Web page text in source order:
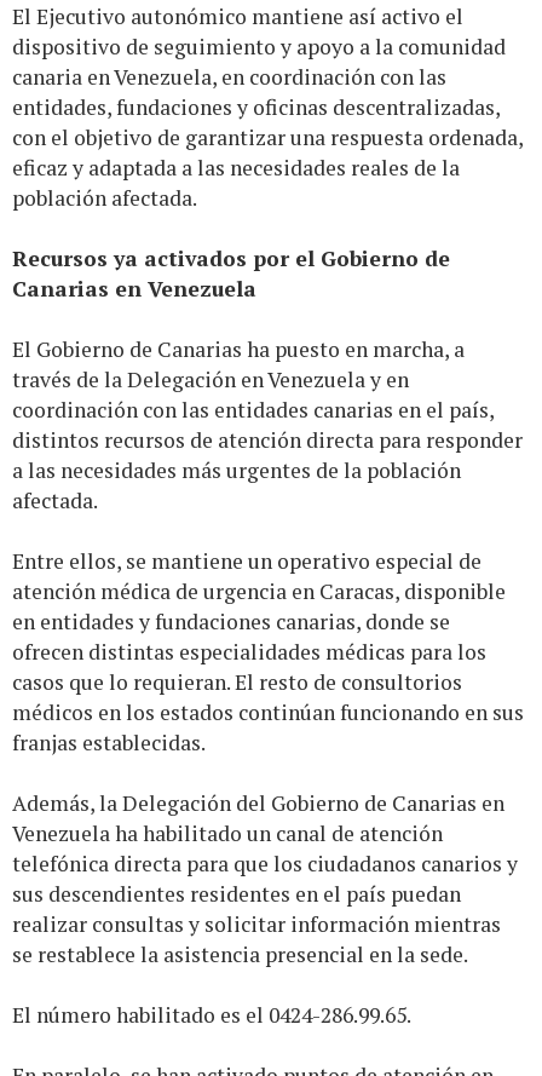
El Ejecutivo autonómico mantiene así activo el
dispositivo de seguimiento y apoyo a la comunidad
canaria en Venezuela, en coordinación con las
entidades, fundaciones y oficinas descentralizadas,
con el objetivo de garantizar una respuesta ordenada,
eficaz y adaptada a las necesidades reales de la
población afectada.
Recursos ya activados por el Gobierno de
Canarias en Venezuela
El Gobierno de Canarias ha puesto en marcha, a
través de la Delegación en Venezuela y en
coordinación con las entidades canarias en el país,
distintos recursos de atención directa para responder
a las necesidades más urgentes de la población
afectada.
Entre ellos, se mantiene un operativo especial de
atención médica de urgencia en Caracas, disponible
en entidades y fundaciones canarias, donde se
ofrecen distintas especialidades médicas para los
casos que lo requieran. El resto de consultorios
médicos en los estados continúan funcionando en sus
franjas establecidas.
Además, la Delegación del Gobierno de Canarias en
Venezuela ha habilitado un canal de atención
telefónica directa para que los ciudadanos canarios y
sus descendientes residentes en el país puedan
realizar consultas y solicitar información mientras
se restablece la asistencia presencial en la sede.
El número habilitado es el 0424-286.99.65.